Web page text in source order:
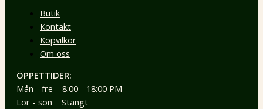
Butik
Kontakt
Köpvilkor
Om oss
ÖPPETTIDER:
Mån - fre 8:00 - 18:00 PM
Lör - sön Stängt